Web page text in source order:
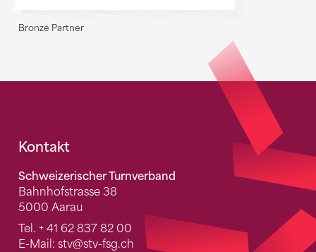
Bronze Partner
Fusszeile
Kontakt
Schweizerischer Turnverband
Bahnhofstrasse 38
5000 Aarau
Tel. + 41 62 837 82 00
E-Mail: stv@stv-fsg.ch